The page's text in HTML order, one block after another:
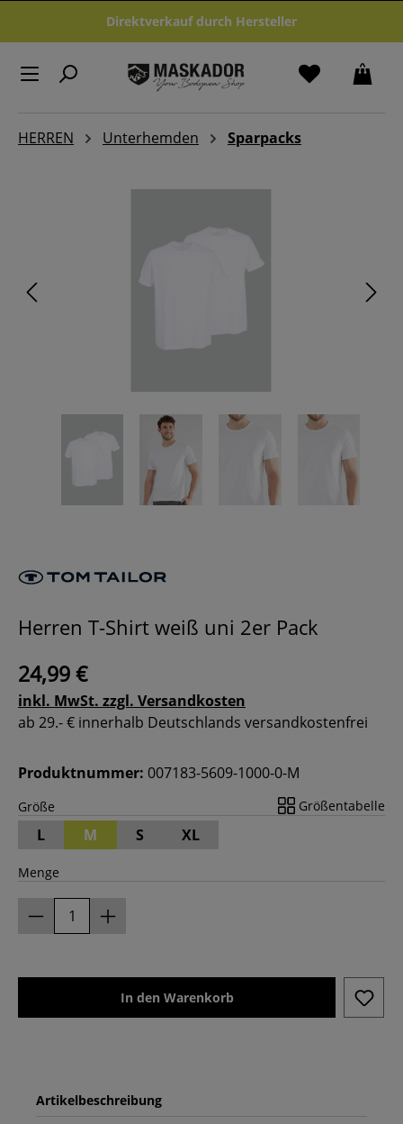
Zum Hauptinhalt springenDirektverkauf durch Hersteller
HERREN Unterhemden Sparpacks
Herren T-Shirt weiß uni 2er Pack
24,99 €
inkl. MwSt. zzgl. Versandkosten
ab 29.- € innerhalb Deutschlands versandkostenfrei
Produktnummer: 007183-5609-1000-0-M
Größe Größentabelle
L M S XL
Menge
In den Warenkorb
Artikelbeschreibung